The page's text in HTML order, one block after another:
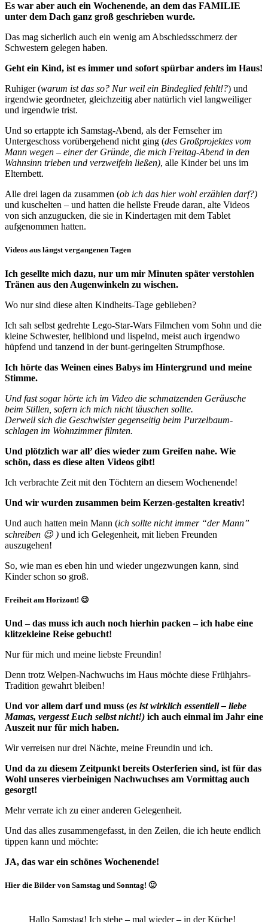
Es war aber auch ein Wochenende, an dem das FAMILIE
unter dem Dach ganz groß geschrieben wurde.
Das mag sicherlich auch ein wenig am Abschiedsschmerz der
Schwestern gelegen haben.
Geht ein Kind, ist es immer und sofort spürbar anders im Haus!
Ruhiger (warum ist das so? Nur weil ein Bindeglied fehlt!?) und
irgendwie geordneter, gleichzeitig aber natürlich viel langweiliger
und irgendwie trist.
Und so ertappte ich Samstag-Abend, als der Fernseher im
Untergeschoss vorübergehend nicht ging (des Großprojektes vom
Mann wegen – einer der Gründe, die mich Freitag-Abend in den
Wahnsinn trieben und verzweifeln ließen), alle Kinder bei uns im
Elternbett.
Alle drei lagen da zusammen (ob ich das hier wohl erzählen darf?)
und kuschelten – und hatten die hellste Freude daran, alte Videos
von sich anzugucken, die sie in Kindertagen mit dem Tablet
aufgenommen hatten.
Videos aus längst vergangenen Tagen
Ich gesellte mich dazu, nur um mir Minuten später verstohlen
Tränen aus den Augenwinkeln zu wischen.
Wo nur sind diese alten Kindheits-Tage geblieben?
Ich sah selbst gedrehte Lego-Star-Wars Filmchen vom Sohn und die
kleine Schwester, hellblond und lispelnd, meist auch irgendwo
hüpfend und tanzend in der bunt-geringelten Strumpfhose.
Ich hörte das Weinen eines Babys im Hintergrund und meine
Stimme.
Und fast sogar hörte ich im Video die schmatzenden Geräusche
beim Stillen, sofern ich mich nicht täuschen sollte.
Derweil sich die Geschwister gegenseitig beim Purzelbaum-
schlagen im Wohnzimmer filmten.
Und plötzlich war all’ dies wieder zum Greifen nahe. Wie
schön, dass es diese alten Videos gibt!
Ich verbrachte Zeit mit den Töchtern an diesem Wochenende!
Und wir wurden zusammen beim Kerzen-gestalten kreativ!
Und auch hatten mein Mann (ich sollte nicht immer “der Mann”
schreiben 😉 ) und ich Gelegenheit, mit lieben Freunden
auszugehen!
So, wie man es eben hin und wieder ungezwungen kann, sind
Kinder schon so groß.
Freiheit am Horizont! 😉
Und – das muss ich auch noch hierhin packen – ich habe eine
klitzekleine Reise gebucht!
Nur für mich und meine liebste Freundin!
Denn trotz Welpen-Nachwuchs im Haus möchte diese Frühjahrs-
Tradition gewahrt bleiben!
Und vor allem darf und muss (es ist wirklich essentiell – liebe
Mamas, vergesst Euch selbst nicht!) ich auch einmal im Jahr eine
Auszeit nur für mich haben.
Wir verreisen nur drei Nächte, meine Freundin und ich.
Und da zu diesem Zeitpunkt bereits Osterferien sind, ist für das
Wohl unseres vierbeinigen Nachwuchses am Vormittag auch
gesorgt!
Mehr verrate ich zu einer anderen Gelegenheit.
Und das alles zusammengefasst, in den Zeilen, die ich heute endlich
tippen kann und möchte:
JA, das war ein schönes Wochenende!
Hier die Bilder von Samstag und Sonntag! 🙂
Hallo Samstag! Ich stehe – mal wieder – in der Küche!